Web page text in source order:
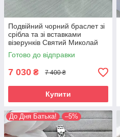
Подвійний чорний браслет зі
срібла та зі вставками
візерунків Святий Миколай
Готово до відправки
7 030 ₴ 7 400 ₴
Купити
До Дня Батька! –5%